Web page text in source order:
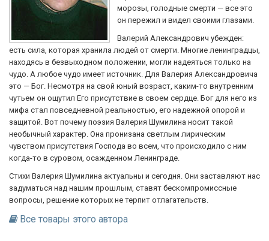
морозы, голодные смерти — все это
он пережил и видел своими глазами.
Валерий Александрович убежден:
есть сила, которая хранила людей от смерти. Многие ленинградцы,
находясь в безвыходном положении, могли надеяться только на
чудо. А любое чудо имеет источник. Для Валерия Александровича
это — Бог. Несмотря на свой юный возраст, каким-то внутренним
чутьем он ощутил Его присутствие в своем сердце. Бог для него из
мифа стал повседневной реальностью, его надежной опорой и
защитой. Вот почему поэзия Валерия Шумилина носит такой
необычный характер. Она пронизана светлым лирическим
чувством присутствия Господа во всем, что происходило с ним
когда-то в суровом, осажденном Ленинграде.
Стихи Валерия Шумилина актуальны и сегодня. Они заставляют нас
задуматься над нашим прошлым, ставят бескомпромиссные
вопросы, решение которых не терпит отлагательств.
Все товары этого автора